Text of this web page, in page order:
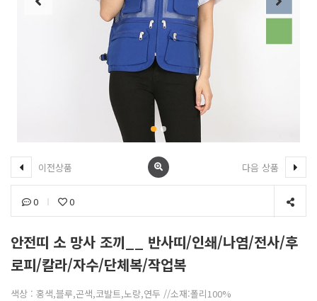
이전상품 다음 상품
0 0
안전띠 소 망사 조끼__ 반사띠/인쇄/나염/전사/후
로피/칼라/자수/단체복/작업복
색상 : 홍색,블루,곤색,코발트,노랑,연두 //소재:폴리100%